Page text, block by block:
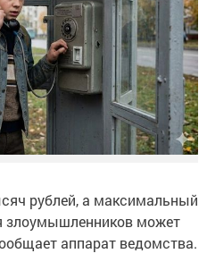
рублей, а максимальный
злоумышленников может
аппарат ведомства.